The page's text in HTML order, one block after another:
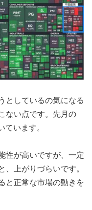
としているの気になる
ない点です。先月の
ています。
性が高いですが、一定
、上がりづらいです。
と正常な市場の動きを